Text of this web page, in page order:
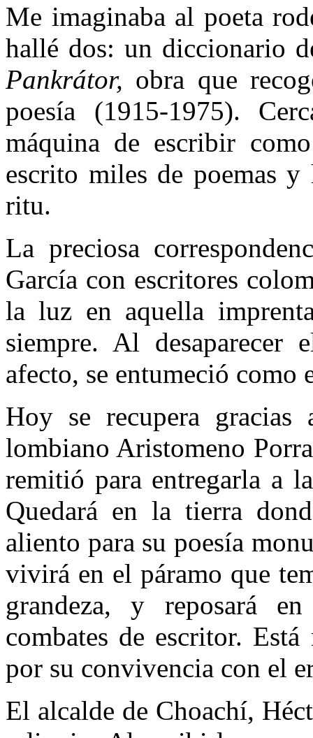
Me imaginaba al poeta
hallé dos: un diccionario
Pankrátor, obra que
poesía (1915-1975).
máquina de escribir
escrito miles de poemas
ritu.
La preciosa
García con escritores
la luz en aquella
siempre. Al desapa­recer
afecto, se entu­meció como
Hoy se recupera
lombiano Aristomeno
remitió para entregarla a
Quedará en la tierra
aliento para su poesía
vivirá en el páramo que
grandeza, y reposará
combates de escri­tor.
por su conviven­cia con el
El alcalde de Choachí,